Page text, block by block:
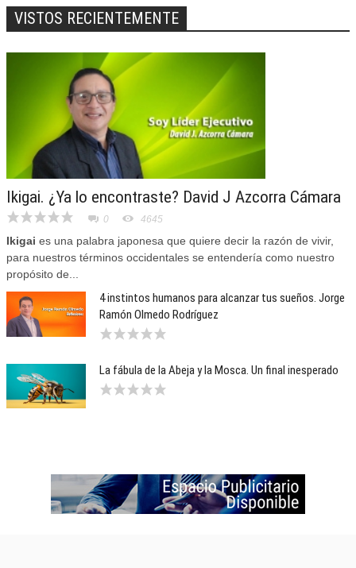
VISTOS RECIENTEMENTE
Ikigai. ¿Ya lo encontraste? David J Azcorra Cámara
0 4645
Ikigai es una palabra japonesa que quiere decir la razón de vivir,
para nuestros términos occidentales se entendería como nuestro
propósito de...
4 instintos humanos para alcanzar tus sueños. Jorge
Ramón Olmedo Rodríguez
La fábula de la Abeja y la Mosca. Un final inesperado